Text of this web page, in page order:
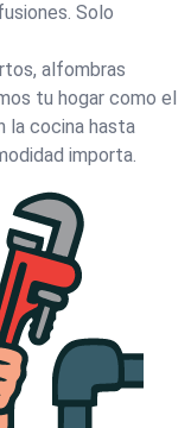
Solo
alfombras
tu hogar como el
la cocina hasta
importa.